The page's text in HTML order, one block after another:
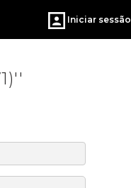
Iniciar sessão